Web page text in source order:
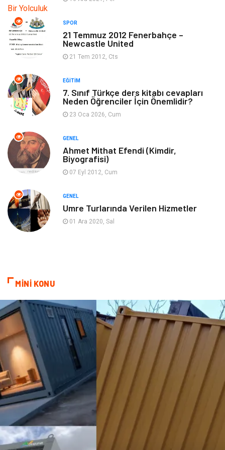
Makine
Güzellik & Bakım Magazin Dünyası
Hizmet Otomotiv
Aksesuar Bebek Giyim
SPOR
21 Temmuz 2012 Fenerbahçe –
Newcastle United
21 Tem 2012, Cts
EĞITIM
7. Sınıf Türkçe ders kitabı cevapları
Neden Öğrenciler İçin Önemlidir?
23 Oca 2026, Cum
GENEL
Ahmet Mithat Efendi (Kimdir,
Biyografisi)
07 Eyl 2012, Cum
GENEL
Umre Turlarında Verilen Hizmetler
01 Ara 2020, Sal
MİNİ KONU